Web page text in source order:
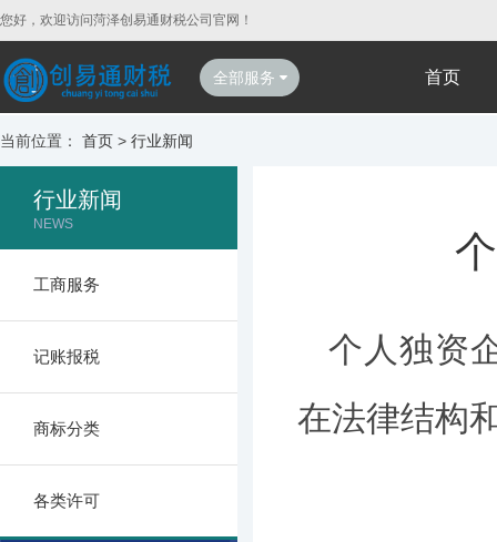
您好，欢迎访问菏泽创易通财税公司官网！
全部服务 首页
当前位置： 首页 > 行业新闻
行业新闻
NEWS
工商服务
记账报税
商标分类
各类许可
个人独资
在法律结构